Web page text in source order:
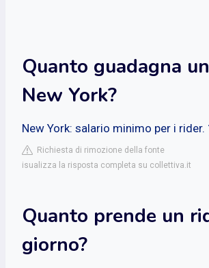
Quanto guadagna
New York?
New York: salario minimo per i rider.
Richiesta di rimozione della fonte
isualizza la risposta completa su collettiva.it
Quanto prende un
giorno?